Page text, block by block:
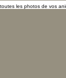
les photos de vos